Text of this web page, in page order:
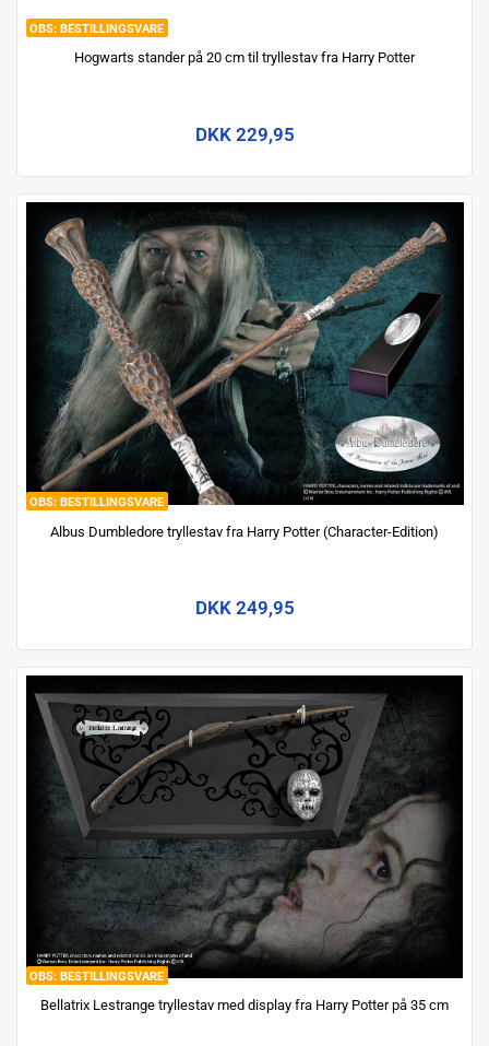
BESTILLINGSVARE
Hogwarts stander på 20 cm til tryllestav fra Harry Potter
DKK 229,95
BESTILLINGSVARE
Albus Dumbledore tryllestav fra Harry Potter (Character-Edition)
DKK 249,95
BESTILLINGSVARE
Bellatrix Lestrange tryllestav med display fra Harry Potter på 35 cm